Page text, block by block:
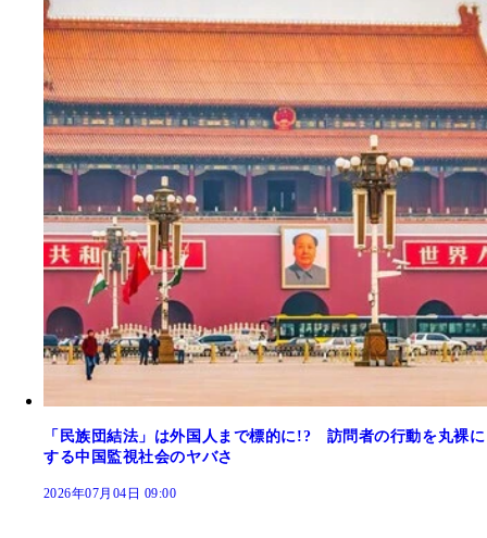
「民族団結法」は外国人まで標的に!? 訪問者の行動を丸裸に
する中国監視社会のヤバさ
2026年07月04日 09:00